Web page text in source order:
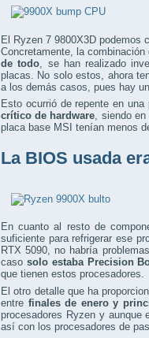
El Ryzen 7 9800X3D podemos
Concretamente, la
de todo , se han realizado
placas. No solo estos, ahora
a los demás casos, pues hay
Esto ocurrió de repente en una
crítico de hardware, siendo
placa base MSI tenían menos
La BIOS usada
En cuanto al resto de
suficiente para refrigerar ese
RTX 5090, no habría
caso solo estaba Precision
que tienen estos procesadores.
El otro detalle que ha
entre finales de enero y
procesadores Ryzen y
así con los procesadores de